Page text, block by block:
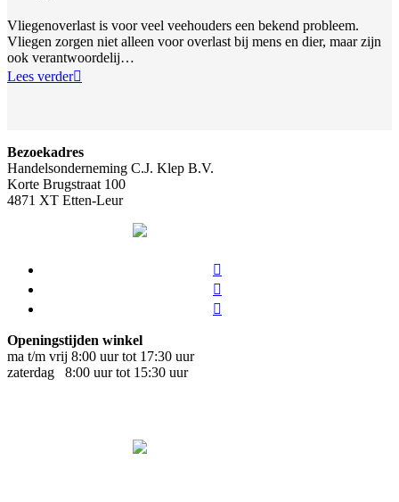
Vliegenoverlast is voor veel veehouders een bekend probleem.
Vliegen zorgen niet alleen voor overlast bij mens en dier, maar zijn
ook verantwoordelij…
Lees verder
Bezoekadres
Handelsonderneming C.J. Klep B.V.
Korte Brugstraat 100
4871 XT Etten-Leur
Openingstijden winkel
ma t/m vrij 8:00 uur tot 17:30 uur
zaterdag 8:00 uur tot 15:30 uur